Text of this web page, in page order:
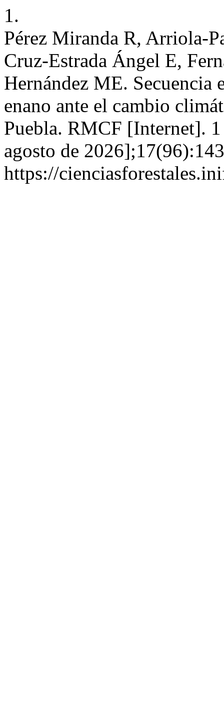
1.
Pérez Miranda R, Arriola-
Cruz-Estrada Ángel E,
Hernández ME. Secuencia
enano ante el cambio
Puebla. RMCF [Internet].
agosto de
https://